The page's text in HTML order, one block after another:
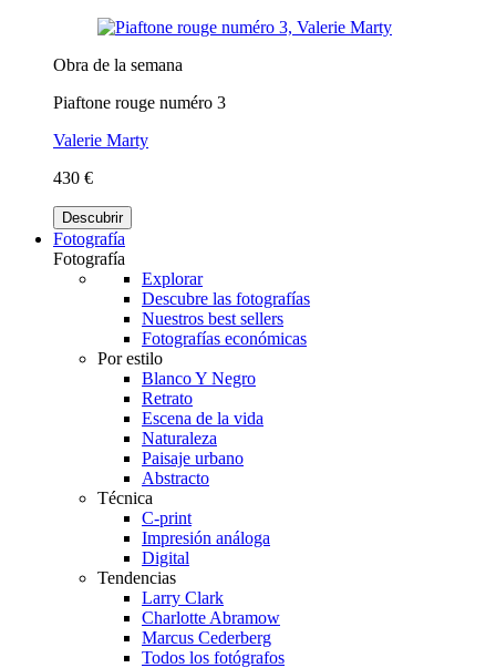
Obra de la semana
Piaftone rouge numéro 3
Valerie Marty
430 €
Descubrir
Fotografía
Fotografía
Explorar
Descubre las fotografías
Nuestros best sellers
Fotografías económicas
Por estilo
Blanco Y Negro
Retrato
Escena de la vida
Naturaleza
Paisaje urbano
Abstracto
Técnica
C-print
Impresión análoga
Digital
Tendencias
Larry Clark
Charlotte Abramow
Marcus Cederberg
Todos los fotógrafos